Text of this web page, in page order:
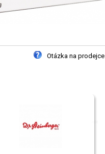
Otázka na prodejce